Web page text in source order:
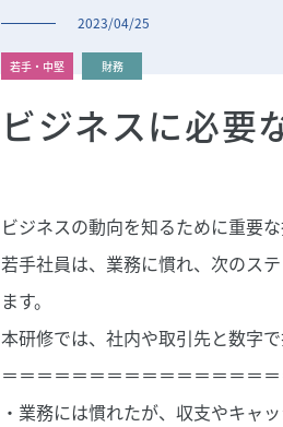
2023/04/25
若手・中堅 財務
ビジネスに必要
ビジネスの動向を知るために重要
若手社員は、業務に慣れ、次のス
ます。
本研修では、社内や取引先と数字
＝＝＝＝＝＝＝＝＝＝＝＝＝＝＝
・業務には慣れたが、収支やキャ